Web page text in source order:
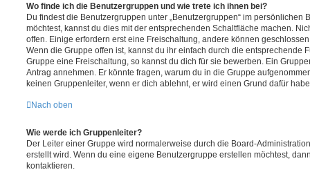
Wo finde ich die Benutzergruppen und wie trete ich ihnen bei?
Du findest die Benutzergruppen unter „Benutzergruppen“ im persönlichen
möchtest, kannst du dies mit der entsprechenden Schaltfläche machen.
offen. Einige erfordern erst eine Freischaltung, andere können
Wenn die Gruppe offen ist, kannst du ihr einfach durch die entsprechende
Gruppe eine Freischaltung, so kannst du dich für sie bewerben. Ein
Antrag annehmen. Er könnte fragen, warum du in die Gruppe
keinen Gruppenleiter, wenn er dich ablehnt, er wird einen Grund dafür
Nach oben
Wie werde ich Gruppenleiter?
Der Leiter einer Gruppe wird normalerweise durch die Board-
erstellt wird. Wenn du eine eigene Benutzergruppe erstellen möchtest,
kontaktieren.